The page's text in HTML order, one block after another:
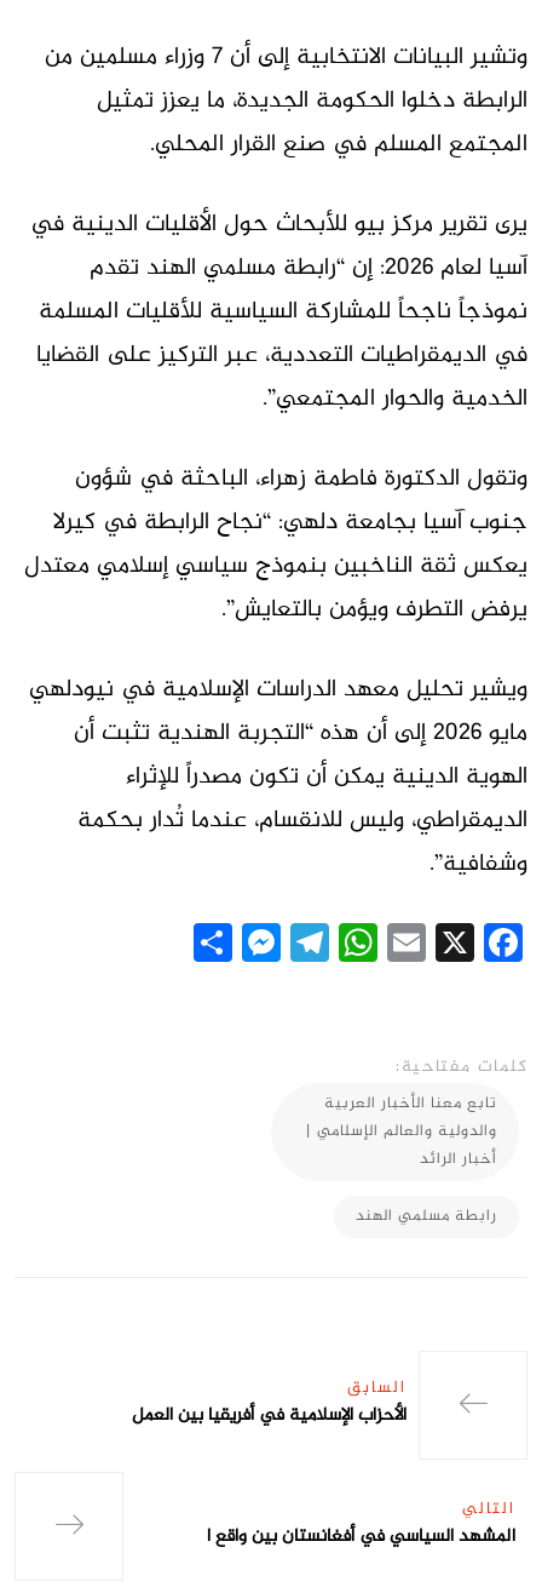
وتشير البيانات الانتخابية إلى أن 7 وزراء مسلمين من
الرابطة دخلوا الحكومة الجديدة، ما يعزز تمثيل
المجتمع المسلم في صنع القرار المحلي.
يرى تقرير مركز بيو للأبحاث حول الأقليات الدينية في
آسيا لعام 2026: إن “رابطة مسلمي الهند تقدم
نموذجاً ناجحاً للمشاركة السياسية للأقليات المسلمة
في الديمقراطيات التعددية، عبر التركيز على القضايا
الخدمية والحوار المجتمعي”.
وتقول الدكتورة فاطمة زهراء، الباحثة في شؤون
جنوب آسيا بجامعة دلهي: “نجاح الرابطة في كيرلا
يعكس ثقة الناخبين بنموذج سياسي إسلامي معتدل
يرفض التطرف ويؤمن بالتعايش”.
ويشير تحليل معهد الدراسات الإسلامية في نيودلهي
مايو 2026 إلى أن هذه “التجربة الهندية تثبت أن
الهوية الدينية يمكن أن تكون مصدراً للإثراء
الديمقراطي، وليس للانقسام، عندما تُدار بحكمة
وشفافية”.
Facebook
X
Email
WhatsApp
Telegram
Messenger
كلمات مفتاحية:
تابع معنا الأخبار العربية
والدولية والعالم الإسلامي |
أخبار الرائد
رابطة مسلمي الهند
السابق
الأحزاب الإسلامية في أفريقيا بين العمل
التالي
المشهد السياسي في أفغانستان بين واقع ا